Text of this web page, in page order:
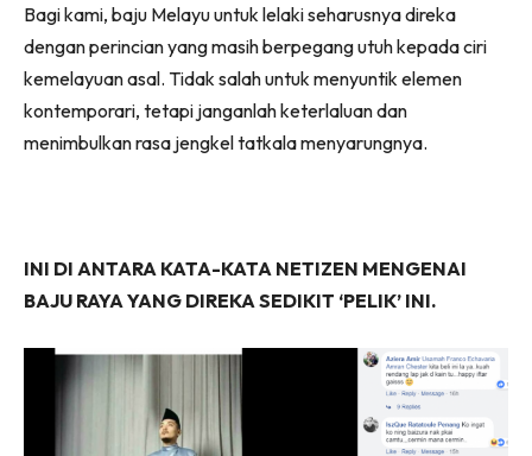
(Twitter)
Bagi kami, baju Melayu untuk lelaki seharusnya direka
dengan perincian yang masih berpegang utuh kepada ciri
kemelayuan asal. Tidak salah untuk menyuntik elemen
kontemporari, tetapi janganlah keterlaluan dan
menimbulkan rasa jengkel tatkala menyarungnya.
INI DI ANTARA KATA-KATA NETIZEN MENGENAI
BAJU RAYA YANG DIREKA SEDIKIT ‘PELIK’ INI.